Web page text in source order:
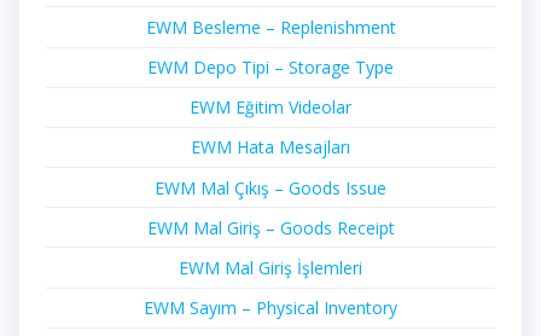
EWM Besleme – Replenishment
EWM Depo Tipi – Storage Type
EWM Eğitim Videolar
EWM Hata Mesajları
EWM Mal Çıkış – Goods Issue
EWM Mal Giriş – Goods Receipt
EWM Mal Giriş İşlemleri
EWM Sayım – Physical Inventory